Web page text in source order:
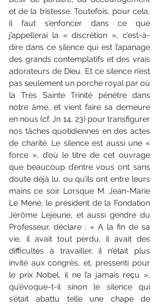
et de la tristesse. Toutefois, pour cela,
il faut s’enfoncer dans ce que
j’appellerai la « discrétion », c’est-à-
dire dans ce silence qui est l’apanage
des grands contemplatifs et des vrais
adorateurs de Dieu. Et ce silence n’est
pas seulement un porche royal par où
la Très Sainte Trinité pénètre dans
notre âme, et vient faire sa demeure
en nous (cf. Jn 14, 23) pour transfigurer
nos tâches quotidiennes en des actes
de charité. Le silence est aussi une «
force », d’où le titre de cet ouvrage
que beaucoup d’entre vous ont sans
doute déjà lu, ou qu’ils ont entre leurs
mains ce soir. Lorsque M. Jean-Marie
Le Méné, le président de la Fondation
Jérôme Lejeune, et aussi gendre du
Professeur, déclare : « A la fin de sa
vie, il avait tout perdu, il avait des
difficultés à travailler, il n’était plus
invité aux congrès, et, pressenti pour
le prix Nobel, il ne l’a jamais reçu »,
qu’évoque-t-il sinon le silence qui
s’était abattu telle une chape de